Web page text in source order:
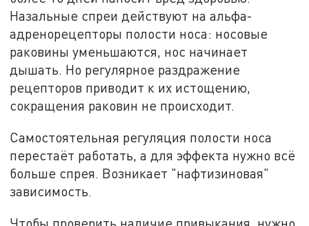
Назальные спреи действуют на альфа-
адренорецепторы полости носа: носовые
раковины уменьшаются, нос начинает
дышать. Но регулярное раздражение
рецепторов приводит к их истощению,
сокращения раковин не происходит.
Самостоятельная регуляция полости носа
перестаёт работать, а для эффекта нужно всё
больше спрея. Возникает "нафтизиновая"
зависимость.
Чтобы проверить наличие привыкания, нужно